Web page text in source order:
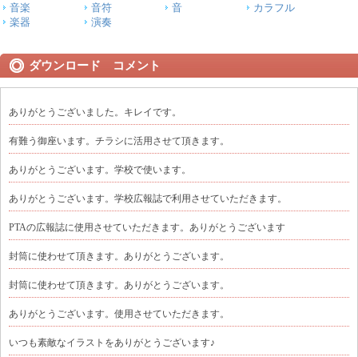
音楽 音符 音
カラフル
楽器
演奏
ダウンロード コメント
ありがとうございました。キレイです。
有難う御座います。チラシに活用させて頂きます。
ありがとうございます。学校で使います。
ありがとうございます。学校広報誌で利用させていただきます。
PTAの広報誌に使用させていただきます。ありがとうございます
封筒に使わせて頂きます。ありがとうございます。
封筒に使わせて頂きます。ありがとうございます。
ありがとうございます。使用させていただきます。
いつも素敵なイラストをありがとうございます♪